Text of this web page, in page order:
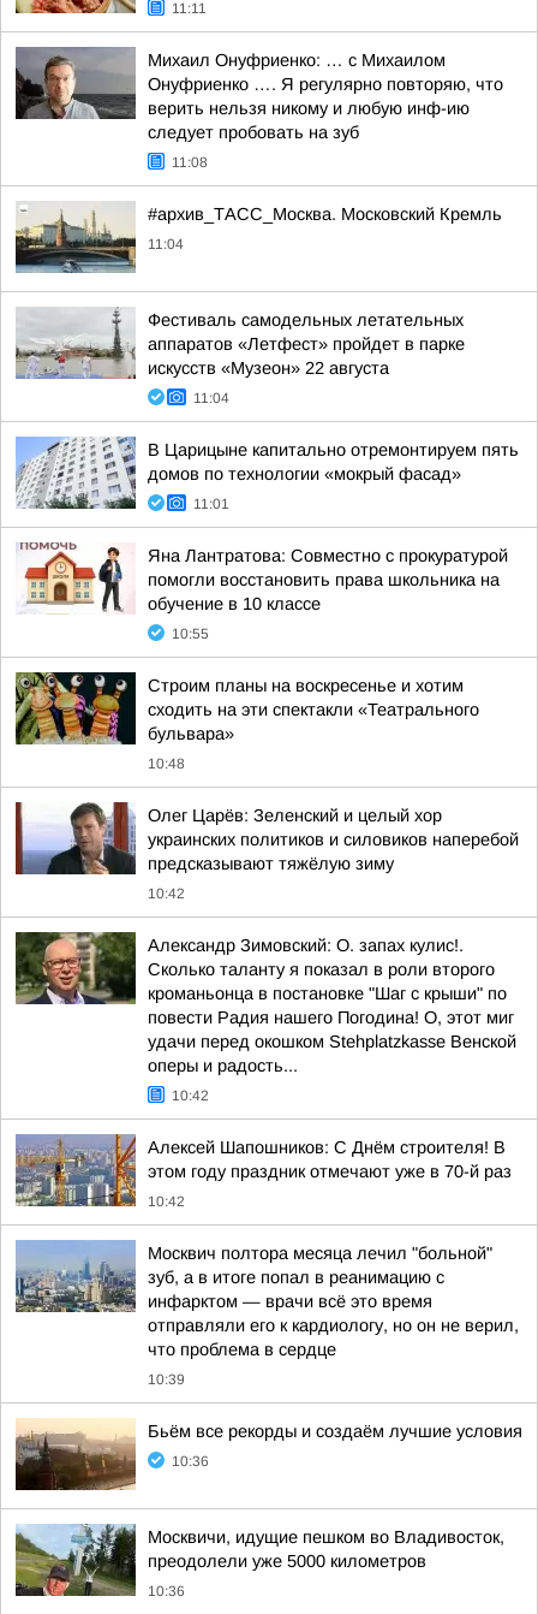
11:11
Михаил Онуфриенко: … с Михаилом
Онуфриенко …. Я регулярно повторяю, что
верить нельзя никому и любую инф-ию
следует пробовать на зуб
11:08
#архив_ТАСС_Москва. Московский Кремль
11:04
Фестиваль самодельных летательных
аппаратов «Летфест» пройдет в парке
искусств «Музеон» 22 августа
11:04
В Царицыне капитально отремонтируем пять
домов по технологии «мокрый фасад»
11:01
Яна Лантратова: Совместно с прокуратурой
помогли восстановить права школьника на
обучение в 10 классе
10:55
Строим планы на воскресенье и хотим
сходить на эти спектакли «Театрального
бульвара»
10:48
Олег Царёв: Зеленский и целый хор
украинских политиков и силовиков наперебой
предсказывают тяжёлую зиму
10:42
Александр Зимовский: О. запах кулис!.
Сколько таланту я показал в роли второго
кроманьонца в постановке "Шаг с крыши" по
повести Радия нашего Погодина! О, этот миг
удачи перед окошком Stehplatzkasse Венской
оперы и радость...
10:42
Алексей Шапошников: С Днём строителя! В
этом году праздник отмечают уже в 70-й раз
10:42
Москвич полтора месяца лечил "больной"
зуб, а в итоге попал в реанимацию с
инфарктом — врачи всё это время
отправляли его к кардиологу, но он не верил,
что проблема в сердце
10:39
Бьём все рекорды и создаём лучшие условия
10:36
Москвичи, идущие пешком во Владивосток,
преодолели уже 5000 километров
10:36